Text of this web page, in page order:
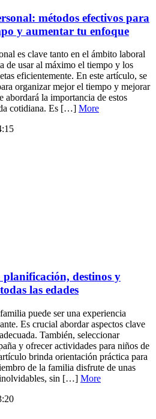
métodos efectivos para
y aumentar tu enfoque
es clave tanto en el ámbito laboral
de usar al máximo el tiempo y los
eficientemente. En este artículo, se
organizar mejor el tiempo y mejorar
abordará la importancia de estos
cotidiana. Es […] More
destinos y
las edades
puede ser una experiencia
Es crucial abordar aspectos clave
También, seleccionar
y ofrecer actividades para niños de
brinda orientación práctica para
de la familia disfrute de unas
sin […] More